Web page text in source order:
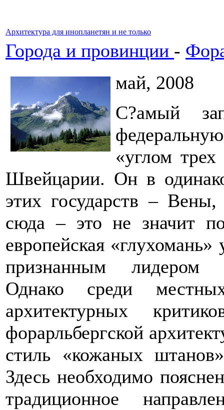
Архитектура для инопланетян и не только
Города и провинции -
май, 2008
С?амый
«углом
Швейцарии. Он в
этих государств –
сюда – это не значит
европейская «глухомань»
признанным лидером
Однако среди
архитектурных
форарльбергской
стиль «кожаных
Здесь необходимо
традиционное